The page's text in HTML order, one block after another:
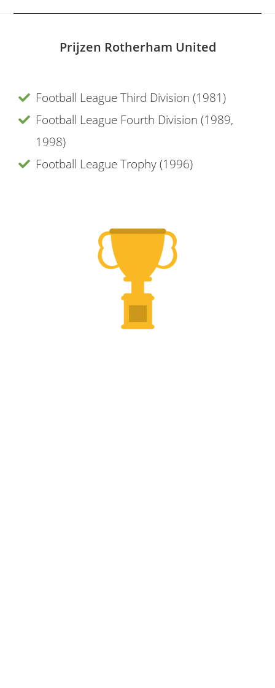
Prijzen Rotherham United
Football League Third Division (1981)
Football League Fourth Division (1989,
1998)
Football League Trophy (1996)